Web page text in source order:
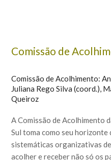
Comissão de
Comissão de Acolhimento:
Juliana Rego Silva (coord.),
Queiroz
A Comissão de Acolhimento
Sul toma como seu horizonte
sistemáticas organizativas
acolher e receber não só os